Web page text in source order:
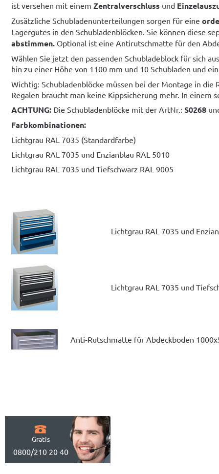
ist versehen mit einem Zentralverschluss und
Zusätzliche Schubladenunterteilungen sorgen für eine
Lagergutes in den Schubladenblöcken. Sie können diese
abstimmen. Optional ist eine Antirutschmatte für den
Wählen Sie jetzt den passenden Schubladeblock für sich
hin zu einer Höhe von 1100 mm und 10 Schubladen und
Wichtig: Schubladenblöcke müssen bei der Montage in
Regalen braucht man keine Kippsicherung mehr. In einem
ACHTUNG: Die Schubladenblöcke mit der ArtNr.: S0268
Farbkombinationen:
Lichtgrau RAL 7035 (Standardfarbe)
Lichtgrau RAL 7035 und Enzianblau RAL 5010
Lichtgrau RAL 7035 und Tiefschwarz RAL 9005
Lichtgrau RAL 7035 und
Lichtgrau RAL 7035 und
Anti-Rutschmatte für Abdeckboden
Gratis
0800/210 20 40